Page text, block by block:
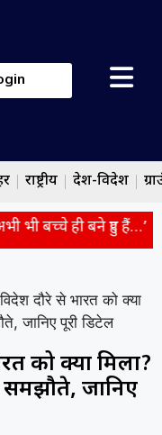
राष्ट्रीय देश-विदेश
बच्चे ही बने हुए हैं…’
दौरे से भारत को क्या
जानिए पूरी डिटेल
को क्या मिला?
समझौते, जानिए